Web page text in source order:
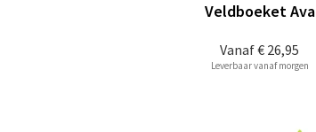
Vanaf€ 26,95
Veldboeket Ava
Leverbaar vanaf morgen